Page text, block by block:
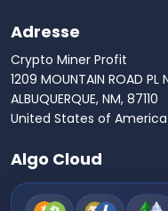
Adresse
Crypto Miner Profit
1209 MOUNTAIN ROAD PL
ALBUQUERQUE, NM, 87110
United States of America
Algo Cloud